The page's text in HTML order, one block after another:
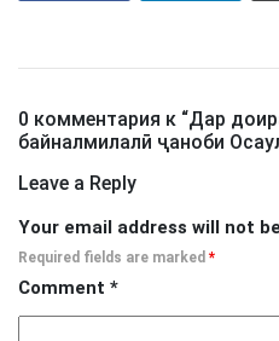
0 комментария к “Дар
байналмилалӣ ҷаноби
Leave a Reply
Your email address will not
Required fields are marked *
Comment *